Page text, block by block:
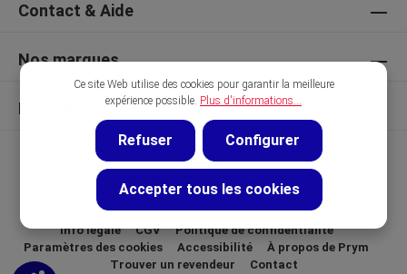
Contact & Aide
Nos marques
Découvrir
Info légale CGV
Politique de confidentialité
Paramètres des cookies
Accessibilité
À propos de Prym
Trouver un revendeur
Contact
Ce site Web utilise des cookies pour garantir la meilleure
expérience possible. Plus d'informations...
Refuser Configurer
Accepter tous les cookies